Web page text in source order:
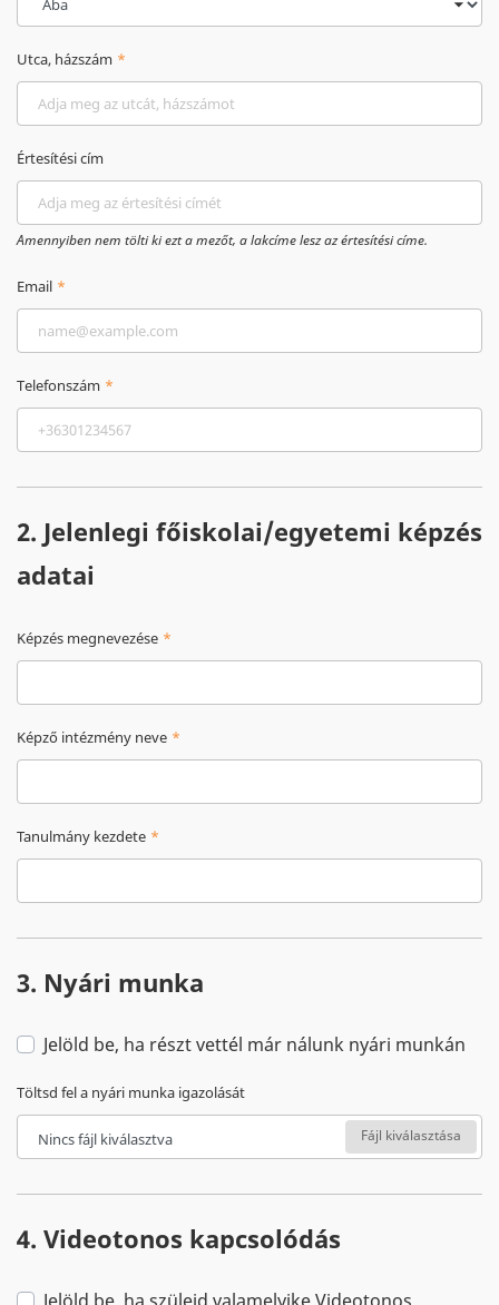
Utca, házszám
Értesítési cím
Amennyiben nem tölti ki ezt a mezőt, a lakcíme lesz az értesítési címe.
Email
Telefonszám
2. Jelenlegi főiskolai/egyetemi képzés
adatai
Képzés megnevezése
Képző intézmény neve
Tanulmány kezdete
3. Nyári munka
Jelöld be, ha részt vettél már nálunk nyári munkán
Töltsd fel a nyári munka igazolását
Nincs fájl kiválasztva Fájl kiválasztása
4. Videotonos kapcsolódás